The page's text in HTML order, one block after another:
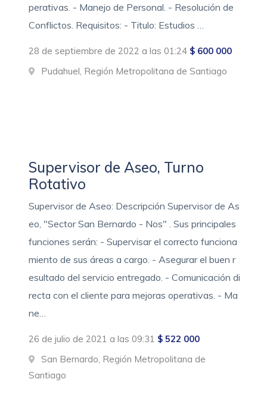
perativas. - Manejo de Personal. - Resolución de
Conflictos. Requisitos: - Titulo: Estudios …
28 de septiembre de 2022 a las 01:24 $ 600 000
Pudahuel, Región Metropolitana de Santiago
Supervisor de Aseo, Turno
Rotativo
Supervisor de Aseo: Descripción Supervisor de As
eo, "Sector San Bernardo - Nos" . Sus principales
funciones serán: - Supervisar el correcto funciona
miento de sus áreas a cargo. - Asegurar el buen r
esultado del servicio entregado. - Comunicación di
recta con el cliente para mejoras operativas. - Ma
ne…
26 de julio de 2021 a las 09:31 $ 522 000
San Bernardo, Región Metropolitana de
Santiago